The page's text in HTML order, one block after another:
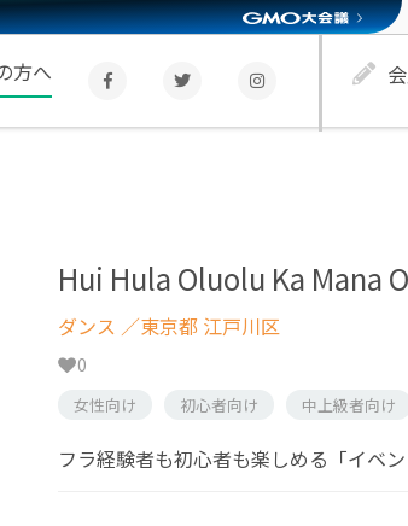
方へ
Hui Hula Oluolu Ka Mana O
ダンス ／東京都 江戸川区
0
女性向け 初心者向け 中上級者向け
フラ経験者も初心者も楽しめる「イベ